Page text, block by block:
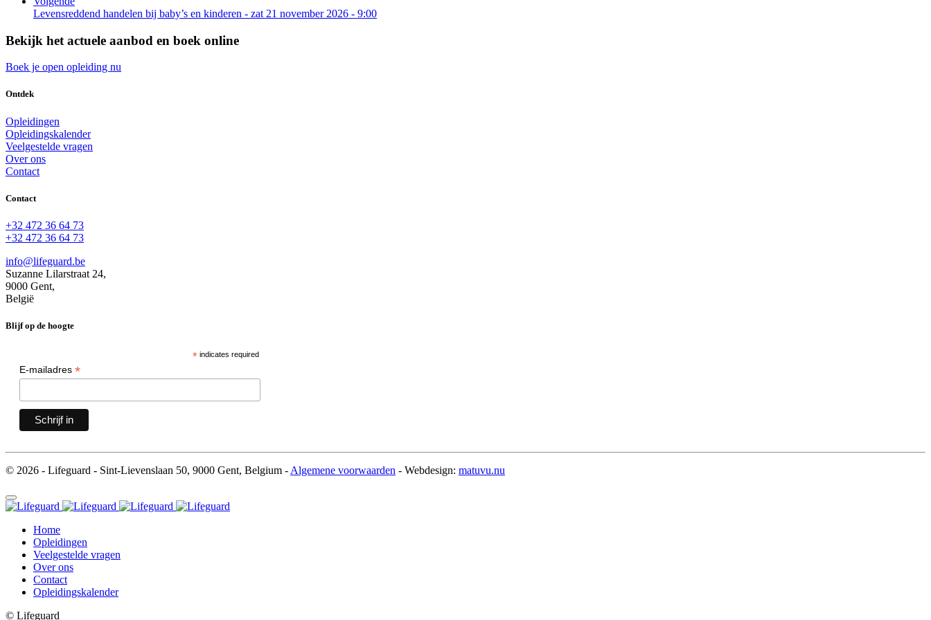
Levensreddend handelen bij baby’s en kinderen - zat 21 november 2026 - 9:00
Bekijk het actuele aanbod en boek online
Boek je open opleiding nu
Ontdek
Opleidingen
Opleidingskalender
Veelgestelde vragen
Over ons
Contact
Contact
+32 472 36 64 73
+32 472 36 64 73
info@lifeguard.be
Suzanne Lilarstraat 24,
9000 Gent,
België
Blijf op de hoogte
*indicates required
E-mailadres *
© 2026 - Lifeguard - Sint-Lievenslaan 50, 9000 Gent, Belgium - Algemene voorwaarden - Webdesign: matuvu.nu
Home
Opleidingen
Veelgestelde vragen
Over ons
Contact
Opleidingskalender
© Lifeguard